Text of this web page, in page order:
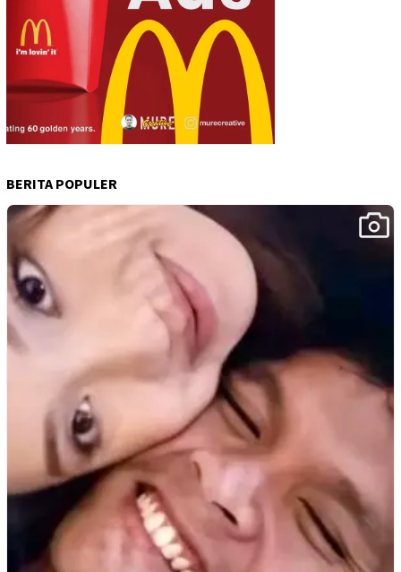
BERITA POPULER